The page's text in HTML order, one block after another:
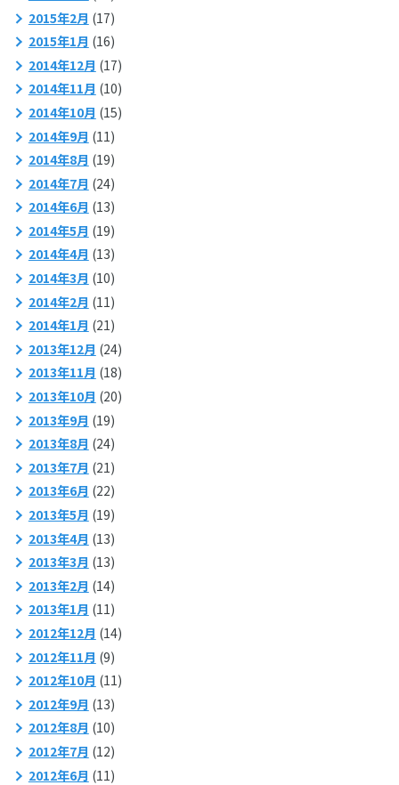
2015年2月 (17)
2015年1月 (16)
2014年12月 (17)
2014年11月 (10)
2014年10月 (15)
2014年9月 (11)
2014年8月 (19)
2014年7月 (24)
2014年6月 (13)
2014年5月 (19)
2014年4月 (13)
2014年3月 (10)
2014年2月 (11)
2014年1月 (21)
2013年12月 (24)
2013年11月 (18)
2013年10月 (20)
2013年9月 (19)
2013年8月 (24)
2013年7月 (21)
2013年6月 (22)
2013年5月 (19)
2013年4月 (13)
2013年3月 (13)
2013年2月 (14)
2013年1月 (11)
2012年12月 (14)
2012年11月 (9)
2012年10月 (11)
2012年9月 (13)
2012年8月 (10)
2012年7月 (12)
2012年6月 (11)